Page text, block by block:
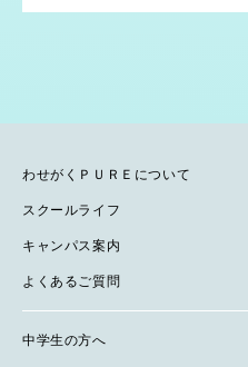
わせがくＰＵＲＥについて
スクールライフ
キャンパス案内
よくあるご質問
中学生の方へ